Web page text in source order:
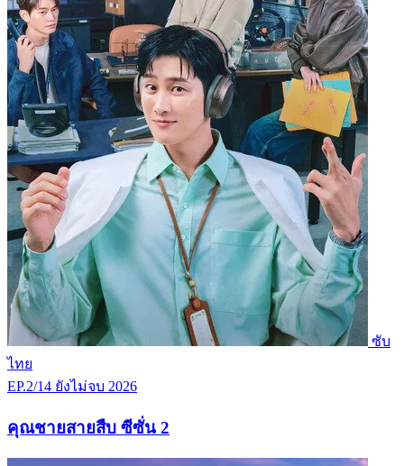
ซับ
ไทย
EP.2/14 ยังไม่จบ 2026
คุณชายสายสืบ ซีซั่น 2